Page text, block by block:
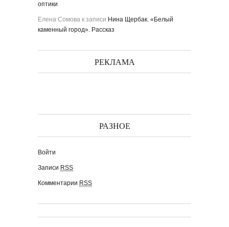
оптики
Елена Сомова к записи Нина Щербак. «Белый
каменный город». Рассказ
РЕКЛАМА
РАЗНОЕ
Войти
Записи RSS
Комментарии RSS